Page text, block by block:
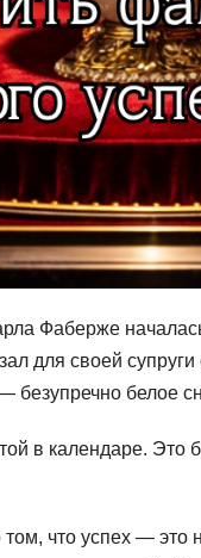
Фаберже
для своей
безупречно белое
в календаре. Это
что успех —